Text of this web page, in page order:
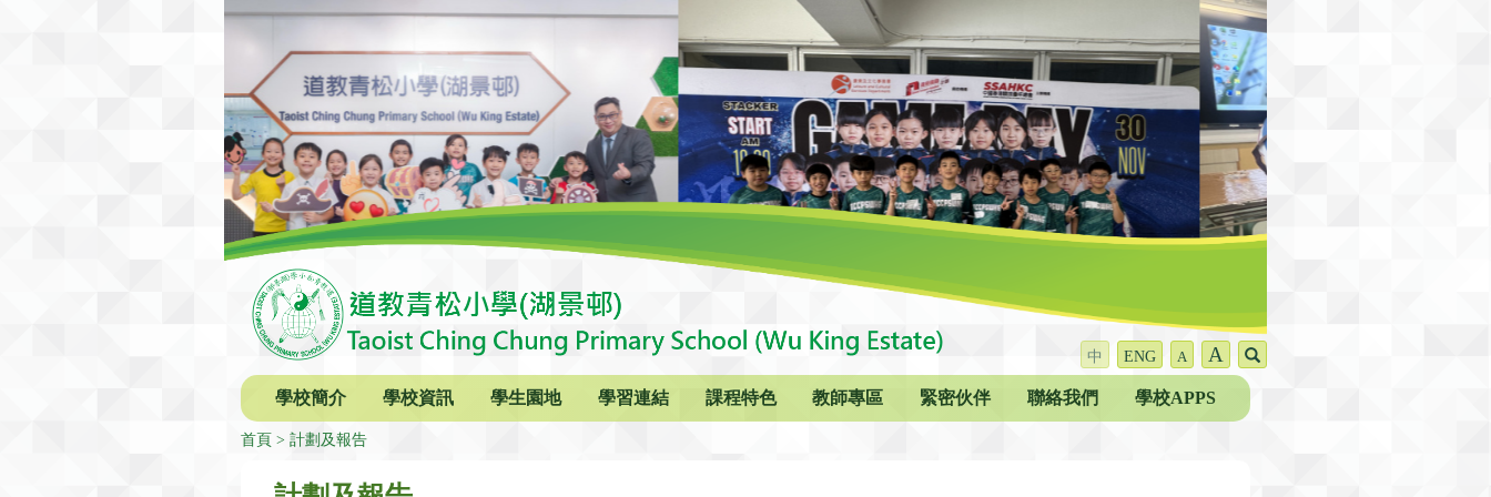
中 ENG A A
學校簡介 學校資訊 學生園地 學習連結 課程特色 教師專區 緊密伙伴 聯絡我們 學校APPS
首頁 計劃及報告